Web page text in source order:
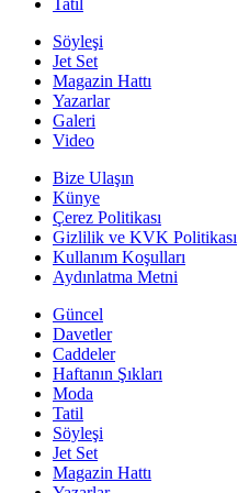
Söyleşi
Jet Set
Magazin Hattı
Yazarlar
Galeri
Video
Bize Ulaşın
Künye
Çerez Politikası
Gizlilik ve KVK Politikası
Kullanım Koşulları
Aydınlatma Metni
Güncel
Davetler
Caddeler
Haftanın Şıkları
Moda
Tatil
Söyleşi
Jet Set
Magazin Hattı